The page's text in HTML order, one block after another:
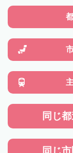
同じ
同じ